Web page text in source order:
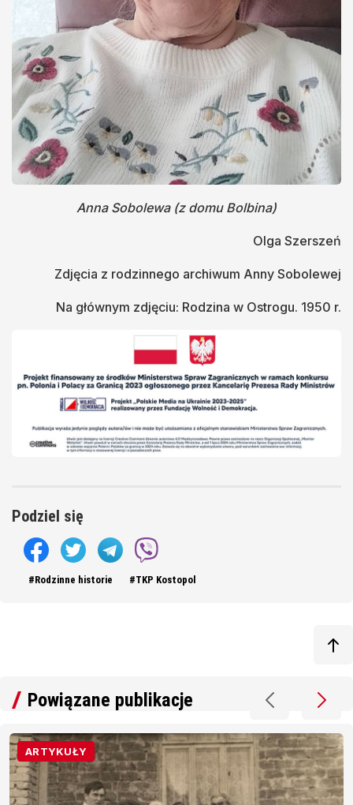
Anna Sobolewa (z domu Bolbina)
Olga Szerszeń
Zdjęcia z rodzinnego archiwum Anny Sobolewej
Na głównym zdjęciu: Rodzina w Ostrogu. 1950 r.
Podziel się
#Rodzinne historie #TKP Kostopol
Powiązane publikacje
ARTYKUŁY